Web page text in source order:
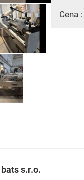
Cena :
s.r.o.